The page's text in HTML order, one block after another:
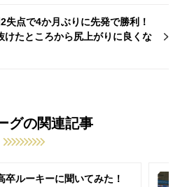
点で4か月ぶりに先発で勝利！
けたところから尻上がりに良くな
グの関連記事
卒ルーキーに聞いてみた！